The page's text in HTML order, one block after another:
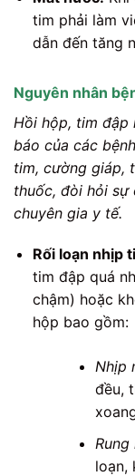
tim phải làm
dẫn đến tăng
Nguyên nhân
Hồi hộp, tim đập
báo của các
tim, cường giáp,
thuốc, đòi hỏi
chuyên gia y tế.
Rối loạn nhịp
tim đập quá
chậm) hoặc
hộp bao gồm:
Nhịp
đều,
Rung
loạn,